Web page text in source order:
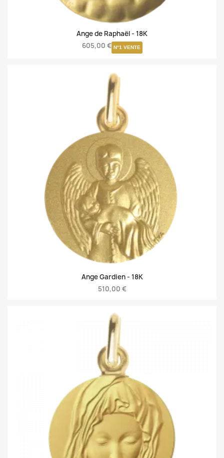
Ange de Raphaël - 18K
605,00 € N°1 VENTE
Ange Gardien - 18K
510,00 €